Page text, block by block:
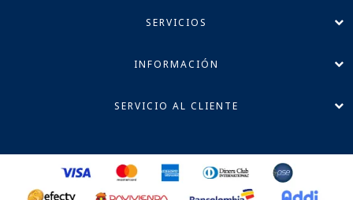
SERVICIOS
INFORMACIÓN
SERVICIO AL CLIENTE